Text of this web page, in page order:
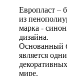
Европласт –
из
марка -
дизайна.
Основанный
является
мире.